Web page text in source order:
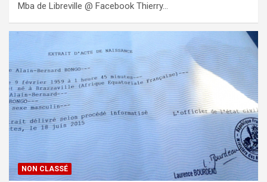
Mba de Libreville @ Facebook Thierry…
NON CLASSÉ